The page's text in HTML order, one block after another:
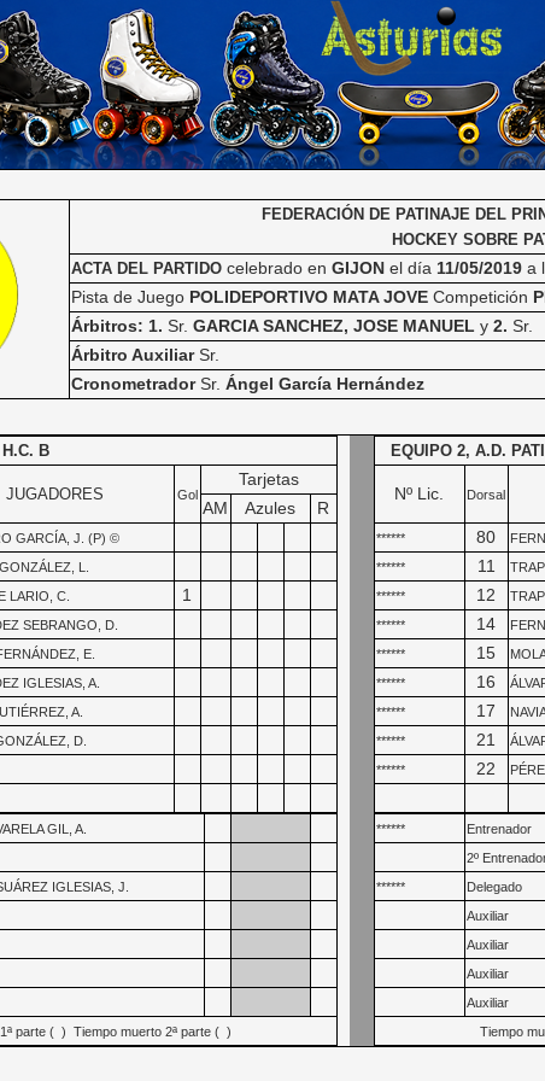
FEDERACIÓN DE PATINAJE DEL
HOCKEY SOBRE
ACTA DEL PARTIDO celebrado enGIJON el día 11/05/2019 a
Pista de Juego POLIDEPORTIVO MATA JOVE Competición
Árbitros: 1. Sr.GARCIA SANCHEZ, JOSE MANUEL y2. Sr.
Árbitro AuxiliarSr.
CronometradorSr.Ángel García Hernández
B
JUGADORES Gol
Tarjetas
AM
Azules R
GARCÍA, J. (P) ©
L.
LARIO, C. 1
SEBRANGO, D.
E.
IGLESIAS, A.
A.
D.
GIL, A.
IGLESIAS, J.
parte ( ) Tiempo muerto 2ª parte ( )
EQUIPO 2, A.D.
Nº Lic. Dorsal
****** 80
******
11
******
12
******
14
****** 15
******
16
******
17
******
21
******
22
****** Entrenador
2º
******
Delegado
Auxiliar
Auxiliar
Auxiliar
Auxiliar
Tiempo